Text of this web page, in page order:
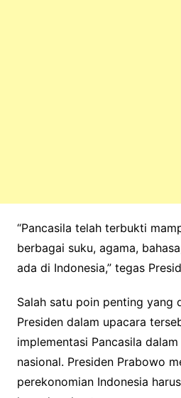
​“Pancasila telah terbukti
berbagai suku, agama,
ada di Indonesia,” tegas
Salah satu poin penting yang
Presiden dalam upacara
implementasi Pancasila
nasional. Presiden Prabowo
perekonomian Indonesia